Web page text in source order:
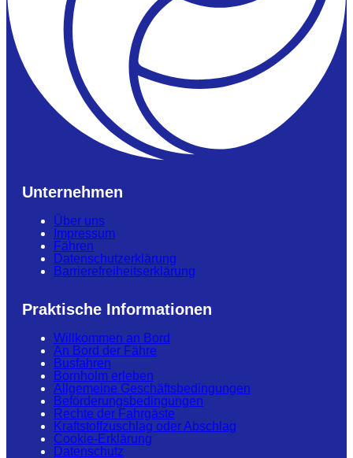
Unternehmen
Über uns
Impressum
Fähren
Datenschutzerklärung
Barrierefreiheitserklärung
Praktische Informationen
Willkommen an Bord
An Bord der Fähre
Busfahren
Bornholm erleben
Allgemeine Geschäftsbedingungen
Beförderungsbedingungen
Rechte der Fahrgäste
Kraftstoffzuschlag oder Abschlag
Cookie-Erklärung
Datenschutz